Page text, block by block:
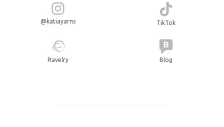
@katiayarns TikTok
Ravelry Blog